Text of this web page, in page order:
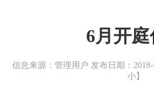
6月开庭
信息来源：管理用户 发布日期：2018-
小】